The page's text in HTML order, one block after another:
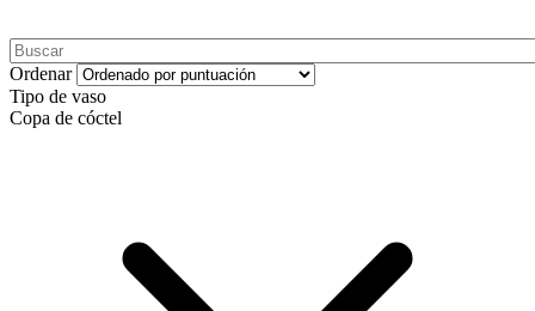
Ordenar
Tipo de vaso
Copa de cóctel